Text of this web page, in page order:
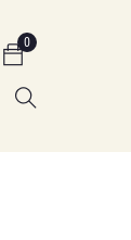
0